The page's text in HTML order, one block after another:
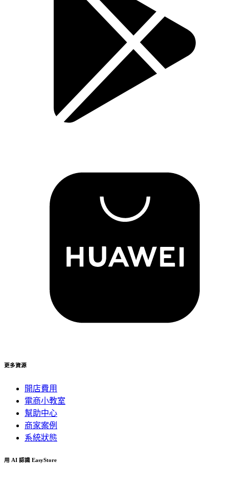
更多資源
開店費用
電商小教室
幫助中心
商家案例
系統狀態
用 AI 認識 EasyStore